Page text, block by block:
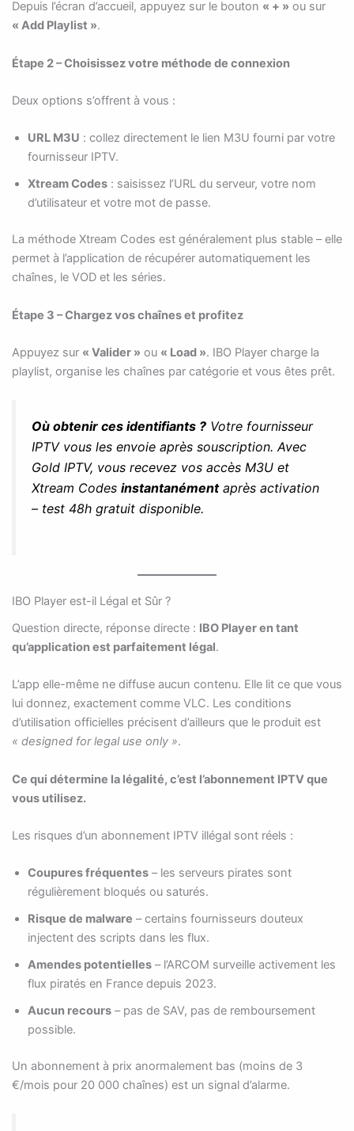
Depuis l’écran d’accueil, appuyez sur le bouton « + » ou sur
« Add Playlist ».
Étape 2 – Choisissez votre méthode de connexion
Deux options s’offrent à vous :
URL M3U : collez directement le lien M3U fourni par votre
fournisseur IPTV.
Xtream Codes: saisissez l’URL du serveur, votre nom
d’utilisateur et votre mot de passe.
La méthode Xtream Codes est généralement plus stable – elle
permet à l’application de récupérer automatiquement les
chaînes, le VOD et les séries.
Étape 3 – Chargez vos chaînes et profitez
Appuyez sur « Valider » ou « Load ». IBO Player charge la
playlist, organise les chaînes par catégorie et vous êtes prêt.
Où obtenir ces identifiants ?Votre fournisseur
IPTV vous les envoie après souscription. Avec
Gold IPTV, vous recevez vos accès M3U et
Xtream Codes instantanémentaprès activation
– test 48h gratuit disponible.
IBO Player est-il Légal et Sûr ?
Question directe, réponse directe : IBO Player en tant
qu’application est parfaitement légal.
L’app elle-même ne diffuse aucun contenu. Elle lit ce que vous
lui donnez, exactement comme VLC. Les conditions
d’utilisation officielles précisent d’ailleurs que le produit est
« designed for legal use only ».
Ce qui détermine la légalité, c’est l’abonnement IPTV que
vous utilisez.
Les risques d’un abonnement IPTV illégal sont réels :
Coupures fréquentes– les serveurs pirates sont
régulièrement bloqués ou saturés.
Risque de malware – certains fournisseurs douteux
injectent des scripts dans les flux.
Amendes potentielles– l’ARCOM surveille activement les
flux piratés en France depuis 2023.
Aucun recours– pas de SAV, pas de remboursement
possible.
Un abonnement à prix anormalement bas (moins de 3
€/mois pour 20 000 chaînes) est un signal d’alarme.